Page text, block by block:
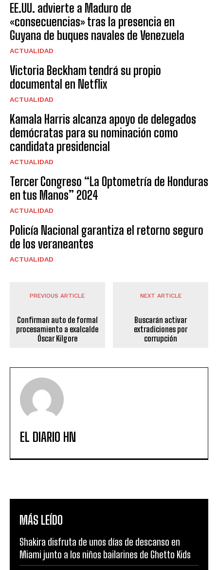
EE.UU. advierte a Maduro de
«consecuencias» tras la presencia en
Guyana de buques navales de Venezuela
ACTUALIDAD
Victoria Beckham tendrá su propio
documental en Netflix
ACTUALIDAD
Kamala Harris alcanza apoyo de delegados
demócratas para su nominación como
candidata presidencial
ACTUALIDAD
Tercer Congreso “La Optometría de Honduras
en tus Manos” 2024
ACTUALIDAD
Policía Nacional garantiza el retorno seguro
de los veraneantes
ACTUALIDAD
PREVIOUS ARTICLE
Confirman auto de formal
procesamiento a exalcalde
Óscar Kilgore
NEXT ARTICLE
Buscarán activar
extradiciones por
corrupción
EL DIARIO HN
MÁS LEÍDO
Shakira disfruta de unos días de descanso en
Miami junto a los niños bailarines de Ghetto Kids